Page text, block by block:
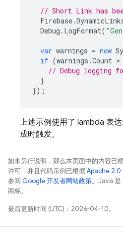
// Short Link has
Firebase.
Debug . LogFormat(
var warnings = new
if (warnings .Count >
// Debug logging
}
});
上述示例使用了 lambda 表
成时触发。
如未另行说明，那么本页面中的内容已
许可，并且代码示例已根据Apache 2.0
参阅 Google 开发者网站政策。Java 是
商标。
最后更新时间 (UTC)：2026-04-10。